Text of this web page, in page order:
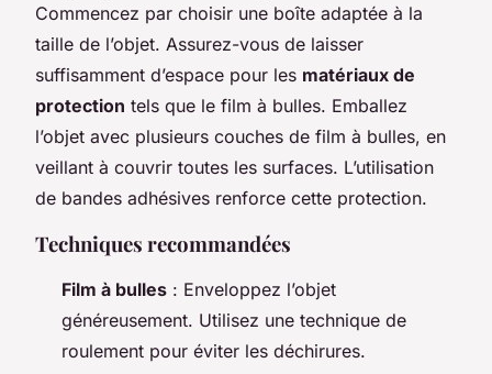
Commencez par choisir une boîte adaptée à la
taille de l’objet. Assurez-vous de laisser
suffisamment d’espace pour les matériaux de
protection tels que le film à bulles. Emballez
l’objet avec plusieurs couches de film à bulles, en
veillant à couvrir toutes les surfaces. L’utilisation
de bandes adhésives renforce cette protection.
Techniques recommandées
Film à bulles : Enveloppez l’objet
généreusement. Utilisez une technique de
roulement pour éviter les déchirures.